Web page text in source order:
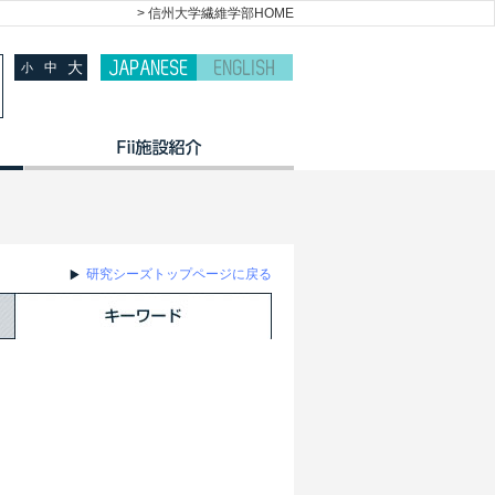
> 信州大学繊維学部HOME
小 中 大
研究シーズトップページに戻る